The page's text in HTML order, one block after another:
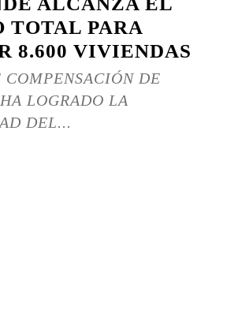
TOTAL PARA
8.600 VIVIENDAS
COMPENSACIÓN DE
LOGRADO LA
DEL...